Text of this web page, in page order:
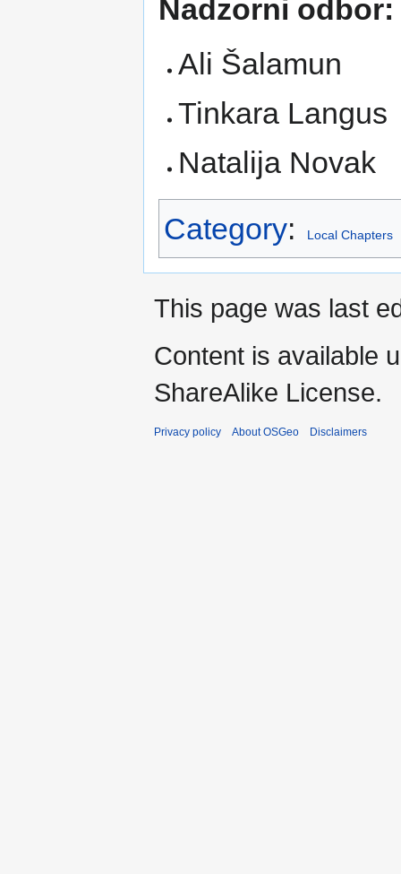
Nadzorni odbor:
Ali Šalamun
Tinkara Langus
Natalija Novak
Category: Local Chapters
This page was last
Content is available
ShareAlike License.
Privacy policy About OSGeo Disclaimers